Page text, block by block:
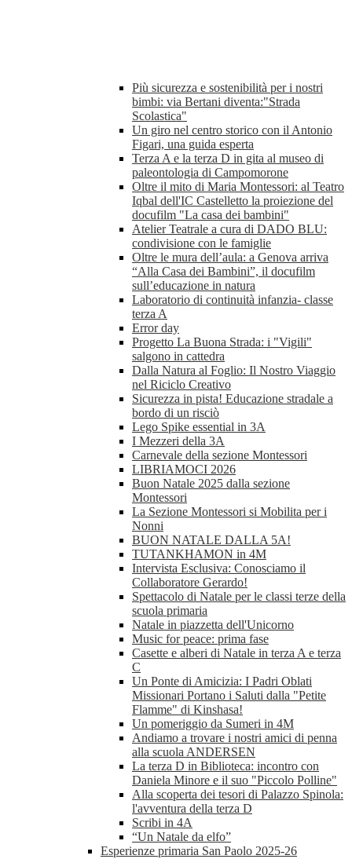
Più sicurezza e sostenibilità per i nostri
bimbi: via Bertani diventa:"Strada
Scolastica"
Un giro nel centro storico con il Antonio
Figari, una guida esperta
Terza A e la terza D in gita al museo di
paleontologia di Campomorone
Oltre il mito di Maria Montessori: al Teatro
Iqbal dell'IC Castelletto la proiezione del
docufilm "La casa dei bambini"
Atelier Teatrale a cura di DADO BLU:
condivisione con le famiglie
Oltre le mura dell’aula: a Genova arriva
“Alla Casa dei Bambini”, il docufilm
sull’educazione in natura
Laboratorio di continuità infanzia- classe
terza A
Error day
Progetto La Buona Strada: i "Vigili"
salgono in cattedra
Dalla Natura al Foglio: Il Nostro Viaggio
nel Riciclo Creativo
Sicurezza in pista! Educazione stradale a
bordo di un risciò
Lego Spike essential in 3A
I Mezzeri della 3A
Carnevale della sezione Montessori
LIBRIAMOCI 2026
Buon Natale 2025 dalla sezione
Montessori
La Sezione Montessori si Mobilita per i
Nonni
BUON NATALE DALLA 5A!
TUTANKHAMON in 4M
Intervista Esclusiva: Conosciamo il
Collaboratore Gerardo!
Spettacolo di Natale per le classi terze della
scuola primaria
Natale in piazzetta dell'Unicorno
Music for peace: prima fase
Casette e alberi di Natale in terza A e terza
C
Un Ponte di Amicizia: I Padri Oblati
Missionari Portano i Saluti dalla "Petite
Flamme" di Kinshasa!
Un pomeriggio da Sumeri in 4M
Andiamo a trovare i nostri amici di penna
alla scuola ANDERSEN
La terza D in Biblioteca: incontro con
Daniela Minore e il suo "Piccolo Polline"
Alla scoperta dei tesori di Palazzo Spinola:
l'avventura della terza D
Scribi in 4A
“Un Natale da elfo”
Esperienze primaria San Paolo 2025-26